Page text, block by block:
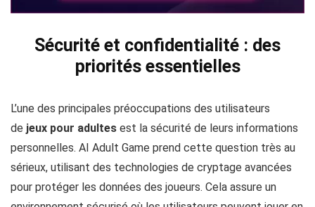
Sécurité et confidentialité : des
priorités essentielles
L’une des principales préoccupations des utilisateurs
dejeux pour adultesest la sécurité de leurs informations
personnelles. AI Adult Game prend cette question très au
sérieux, utilisant des technologies de cryptage avancées
pour protéger les données des joueurs. Cela assure un